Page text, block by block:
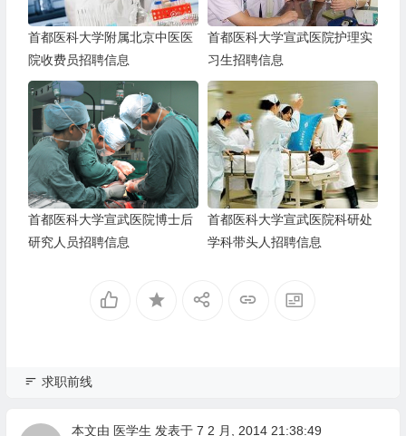
首都医科大学附属北京中医医
院收费员招聘信息
首都医科大学宣武医院护理实
习生招聘信息
首都医科大学宣武医院博士后
研究人员招聘信息
首都医科大学宣武医院科研处
学科带头人招聘信息
求职前线
本文由 医学生 发表于 7 2 月, 2014 21:38:49